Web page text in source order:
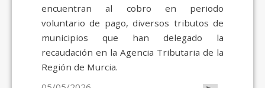
encuentran al cobro en periodo
voluntario de pago, diversos tributos de
municipios que han delegado la
recaudación en la Agencia Tributaria de la
Región de Murcia.